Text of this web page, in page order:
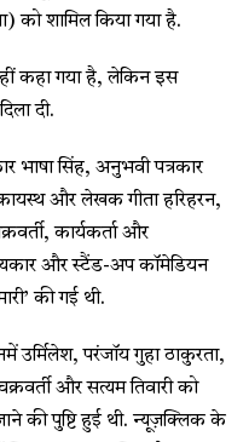
को शामिल किया गया है.
कहा गया है, लेकिन इस
दी.
भाषा सिंह, अनुभवी पत्रकार
और लेखक गीता हरिहरन,
कार्यकर्ता और
और स्टैंड-अप कॉमेडियन
की गई थी.
उर्मिलेश, परंजॉय गुहा ठाकुरता,
और सत्यम तिवारी को
की पुष्टि हुई थी. न्यूज़क्लिक के